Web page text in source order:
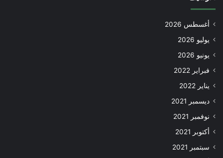
أغسطس 2026
يوليو 2026
يونيو 2026
فبراير 2022
يناير 2022
ديسمبر 2021
نوفمبر 2021
أكتوبر 2021
سبتمبر 2021